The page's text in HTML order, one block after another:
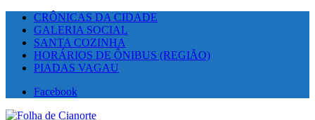
CRÔNICAS DA CIDADE
GALERIA SOCIAL
SANTA COZINHA
HORÁRIOS DE ÔNIBUS (REGIÃO)
PIADAS VAGAU
Facebook